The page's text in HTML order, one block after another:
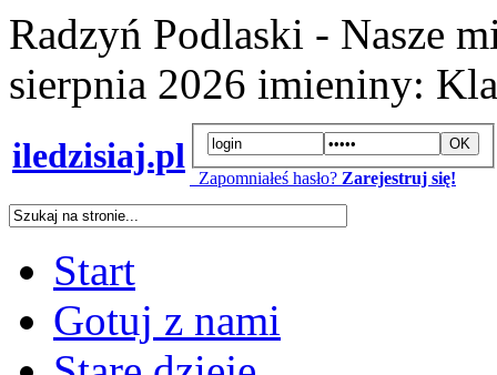
Radzyń Podlaski - Nasze
sierpnia 2026 imieniny:
iledzisiaj.pl
Zapomniałeś hasło? Zarejestruj się!
Start
Gotuj z nami